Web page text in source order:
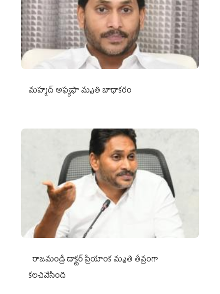
మహ్మద్‌ అఫ్యఫా మృతి బాధాకరం
రాజమండ్రి డాక్టర్‌ ప్రియాంక మృతి తీవ్రంగా
కలచివేసింది